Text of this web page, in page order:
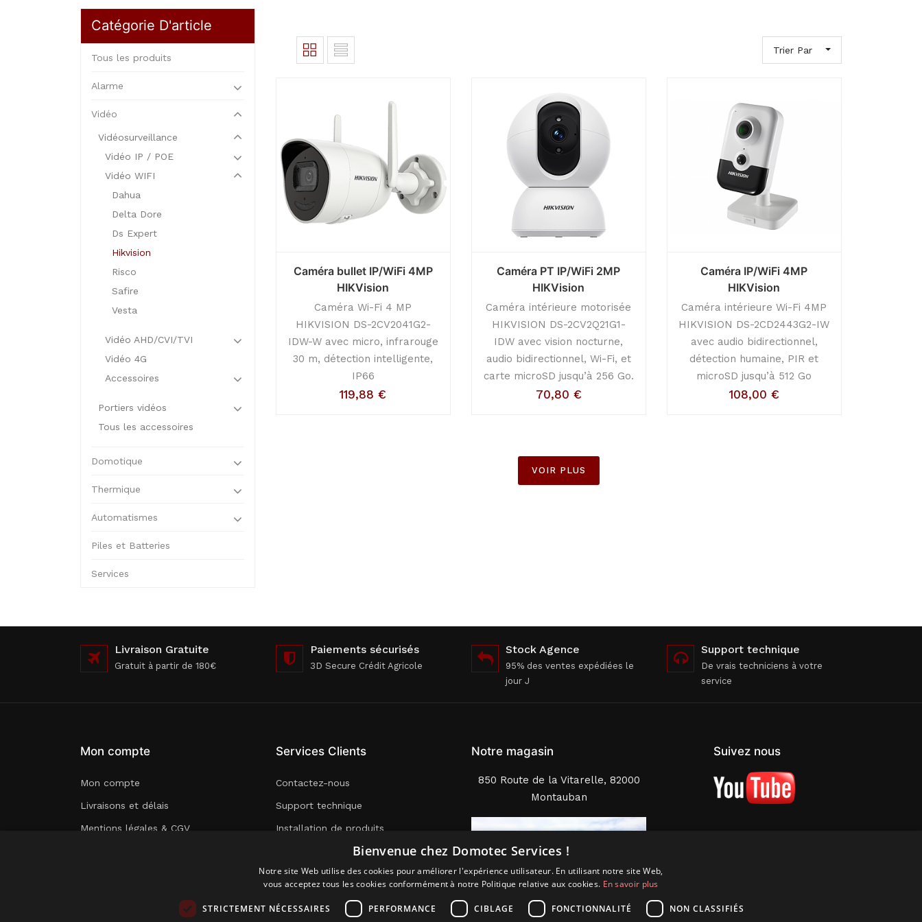
Catégorie D'article
Tous les produits
Alarme
Vidéo
Vidéosurveillance
Vidéo IP / POE
Vidéo WIFI
Dahua
Delta Dore
Ds Expert
Hikvision
Risco
Safire
Vesta
Vidéo AHD/CVI/TVI
Vidéo 4G
Accessoires
Portiers vidéos
Tous les accessoires
Domotique
Thermique
Automatismes
Piles et Batteries
Services
Trier Par
Caméra bullet IP/WiFi 4MP
HIKVision
Caméra Wi-Fi 4 MP
HIKVISION DS-2CV2041G2-
IDW-W avec micro, infrarouge
30 m, détection intelligente,
IP66
119,88 €
Caméra PT IP/WiFi 2MP
HIKVision
Caméra intérieure motorisée
HIKVISION DS-2CV2Q21G1-
IDW avec vision nocturne,
audio bidirectionnel, Wi-Fi, et
carte microSD jusqu’à 256 Go.
70,80 €
Caméra IP/WiFi 4MP
HIKVision
Caméra intérieure Wi-Fi 4MP
HIKVISION DS-2CD2443G2-IW
avec audio bidirectionnel,
détection humaine, PIR et
microSD jusqu’à 512 Go
108,00 €
VOIR PLUS
Livraison Gratuite
Gratuit à partir de 180€
Paiements sécurisés
3D Secure Crédit Agricole
Stock Agence
95% des ventes expédiées le
jour J
Support technique
De vrais techniciens à votre
service
Mon compte
Mon compte
Livraisons et délais
Mentions légales & CGV
Services Clients
Contactez-nous
Support technique
Installation de produits
Pré-configuration Système
Carte SIM M2M
Notre magasin
850 Route de la Vitarelle, 82000
Montauban
Suivez nous
Bienvenue chez Domotec Services !
Notre site Web utilise des cookies pour améliorer l'expérience utilisateur. En utilisant notre site Web,
vous acceptez tous les cookies conformément à notre Politique relative aux cookies. En savoir plus
STRICTEMENT NÉCESSAIRES PERFORMANCE CIBLAGE FONCTIONNALITÉ NON CLASSIFIÉS